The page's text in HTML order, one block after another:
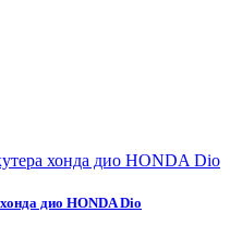
дио HONDA Dio